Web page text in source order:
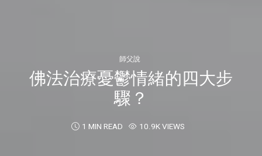
師父說
佛法治療憂鬱情緒的四大步
驟？
1 MIN READ 10.9K VIEWS